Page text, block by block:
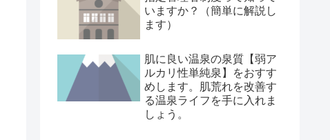
いますか？（簡単に解説し
ます）
肌に良い温泉の泉質【弱ア
ルカリ性単純泉】をおすす
めします。肌荒れを改善す
る温泉ライフを手に入れま
しょう。